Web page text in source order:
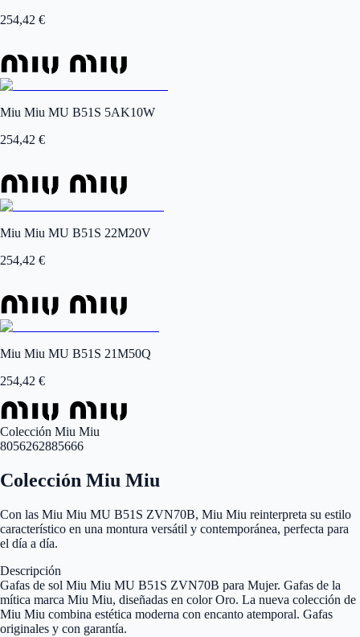
254,42 €
Miu Miu MU B51S 5AK10W
254,42 €
Miu Miu MU B51S 22M20V
254,42 €
Miu Miu MU B51S 21M50Q
254,42 €
Colección Miu Miu
8056262885666
Colección Miu Miu
Con las Miu Miu MU B51S ZVN70B, Miu Miu reinterpreta su estilo
característico en una montura versátil y contemporánea, perfecta para
el día a día.
Descripción
Gafas de sol Miu Miu MU B51S ZVN70B para Mujer. Gafas de la
mítica marca Miu Miu, diseñadas en color Oro. La nueva colección de
Miu Miu combina estética moderna con encanto atemporal. Gafas
originales y con garantía.